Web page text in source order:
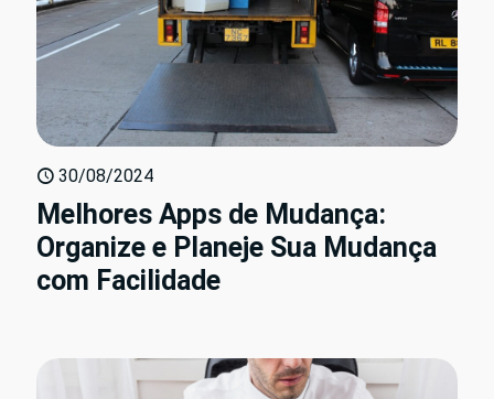
30/08/2024
Melhores Apps de Mudança:
Organize e Planeje Sua Mudança
com Facilidade